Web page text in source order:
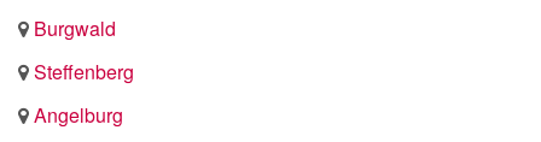
Burgwald
Steffenberg
Angelburg